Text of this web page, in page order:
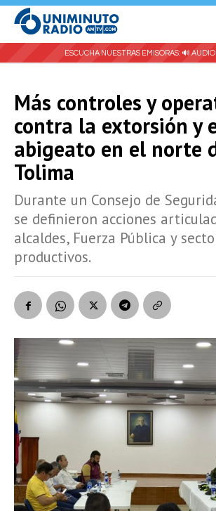
ESCUCHA NUESTRAS EMISORAS: 🔊 AUDIO
Más controles y
contra la extorsión y
abigeato en el norte
Tolima
Durante un Consejo de
se definieron acciones
alcaldes, Fuerza Pública y
productivos.